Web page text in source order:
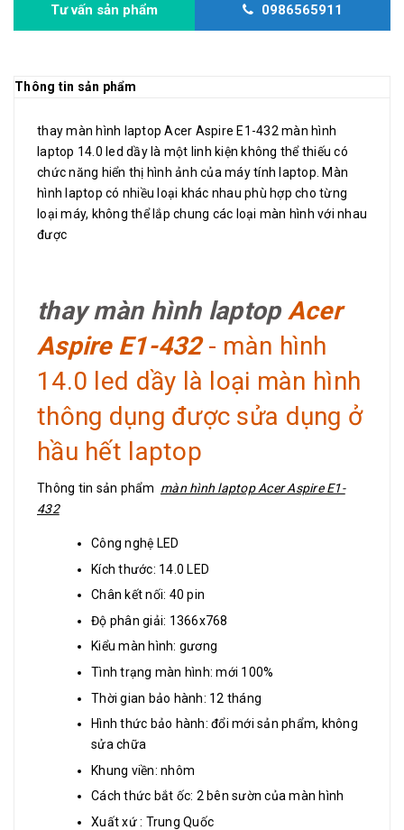
Tư vấn sản phẩm 0986565911
Thông tin sản phẩm
thay màn hình laptop Acer Aspire E1-432 màn hình
laptop 14.0 led dầy là một linh kiện không thể thiếu có
chức năng hiển thị hình ảnh của máy tính laptop. Màn
hình laptop có nhiều loại khác nhau phù hợp cho từng
loại máy, không thể lắp chung các loại màn hình với nhau
được
thay màn hình laptopAcer
Aspire E1-432 - màn hình
14.0 led dầy là loại màn hình
thông dụng được sửa dụng ở
hầu hết laptop
Thông tin sản phẩm màn hình laptop Acer Aspire E1-
432
Công nghệ LED
Kích thước: 14.0 LED
Chân kết nối: 40 pin
Độ phân giải: 1366x768
Kiểu màn hình: gương
Tình trạng màn hình: mới 100%
Thời gian bảo hành: 12 tháng
Hình thức bảo hành: đổi mới sản phẩm, không
sửa chữa
Khung viền: nhôm
Cách thức bắt ốc: 2 bên sườn của màn hình
Xuất xứ : Trung Quốc